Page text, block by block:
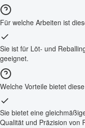
Für welche Arbeiten ist
Sie ist für Löt- und
geeignet.
Welche Vorteile bietet
Sie bietet eine
Qualität und Präzision von